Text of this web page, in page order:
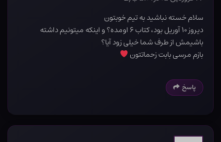
سلام خسته نباشید به تیم خوبتون
دیروز ۱۰ آوریل بود، کتاب ۶ اومده؟ و اینکه میتونیم داشته
باشیمش از طرف شما خیلی زود آیا؟
بازم مرسی بابت زحماتتون
پاسخ